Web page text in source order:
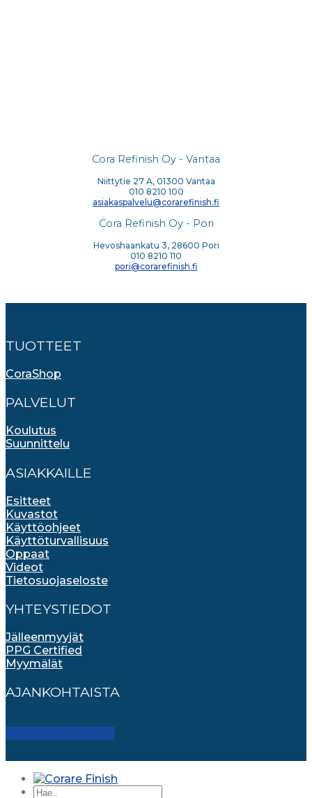
Cora Refinish Oy - Vantaa
Niittytie 27 A, 01300 Vantaa
010 8210 100
asiakaspalvelu@corarefinish.fi
Cora Refinish Oy - Pori
Hevoshaankatu 3, 28600 Pori
010 8210 110
pori@corarefinish.fi
TUOTTEET
CoraShop
PALVELUT
Koulutus
Suunnittelu
ASIAKKAILLE
Esitteet
Kuvastot
Käyttöohjeet
Käyttöturvallisuus
Oppaat
Videot
Tietosuojaseloste
YHTEYSTIEDOT
Jälleenmyyjät
PPG Certified
Myymälät
AJANKOHTAISTA